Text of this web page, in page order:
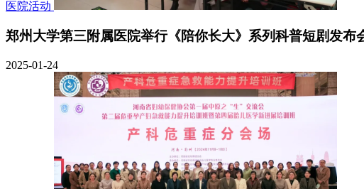
医院活动
郑州大学第三附属医院举行《陪你长大》系列科普短剧发布
2025-01-24